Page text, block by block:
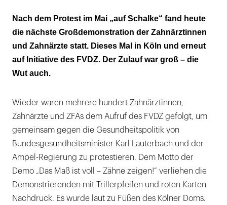
Sparpolitik nicht widerspruchslos hinnehmen
„Wenn man uns nicht hört, müssen wir lauter
werden!“
Nach dem Protest im Mai „auf Schalke“ fand heute
die nächste Großdemonstration der Zahnärztinnen
und Zahnärzte statt. Dieses Mal in Köln und erneut
auf Initiative des FVDZ. Der Zulauf war groß – die
Wut auch.
Wieder waren mehrere hundert Zahnärztinnen,
Zahnärzte und ZFAs dem Aufruf des FVDZ gefolgt, um
gemeinsam gegen die Gesundheitspolitik von
Bundesgesundheitsminister Karl Lauterbach und der
Ampel-Regierung zu protestieren. Dem Motto der
Demo „Das Maß ist voll – Zähne zeigen!“ verliehen die
Demonstrierenden mit Trillerpfeifen und roten Karten
Nachdruck. Es wurde laut zu Füßen des Kölner Doms.